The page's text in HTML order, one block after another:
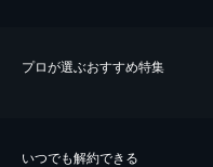
プロが選ぶおすすめ特集
いつでも解約できる